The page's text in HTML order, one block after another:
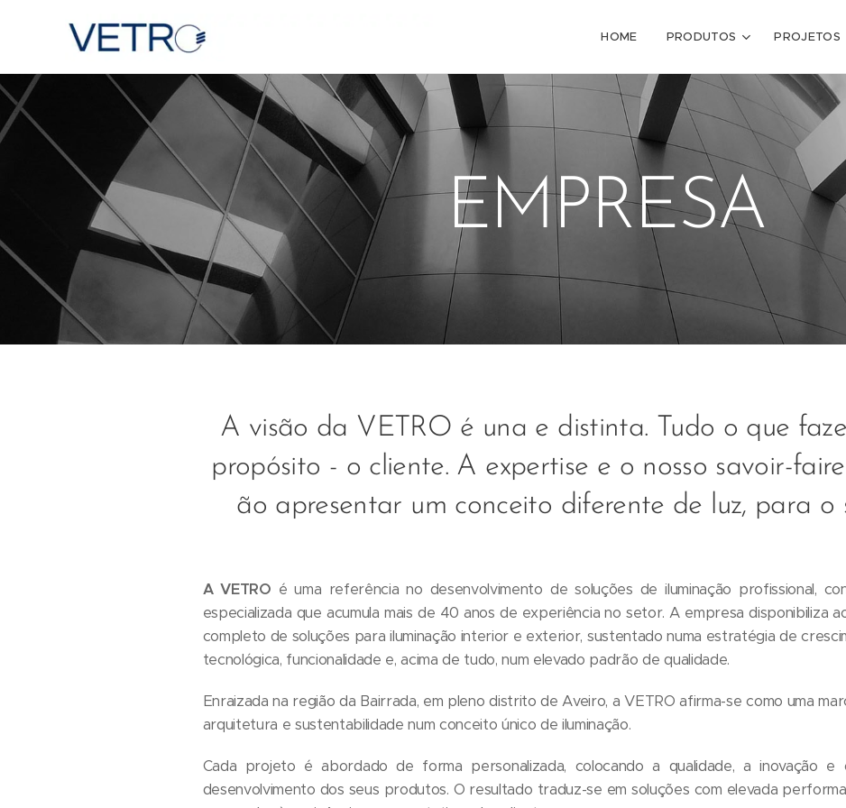
HOME PRODUTOS PROJETOS
EMPRESA
A visão da VETRO é una e distinta. Tudo o que
propósito - o cliente. A expertise e o nosso savoir-
ão apresentar um conceito diferente de luz, para o
A VETRO é uma referência no desenvolvimento de soluções de iluminação profissional,
especializada que acumula mais de 40 anos de experiência no setor. A empresa disponibiliza
completo de soluções para iluminação interior e exterior, sustentado numa estratégia de
tecnológica, funcionalidade e, acima de tudo, num elevado padrão de qualidade.
Enraizada na região da Bairrada, em pleno distrito de Aveiro, a VETRO afirma-se como uma
arquitetura e sustentabilidade num conceito único de iluminação.
Cada projeto é abordado de forma personalizada, colocando a qualidade, a inovação
desenvolvimento dos seus produtos. O resultado traduz-se em soluções com elevada